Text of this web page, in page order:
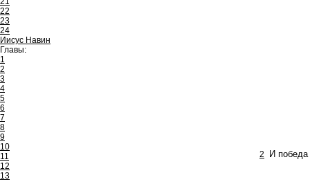
22
23
24
Иисус Навин
Главы:
1
2
3
4
5
6
7
8
9
10
11
12
13
2 И